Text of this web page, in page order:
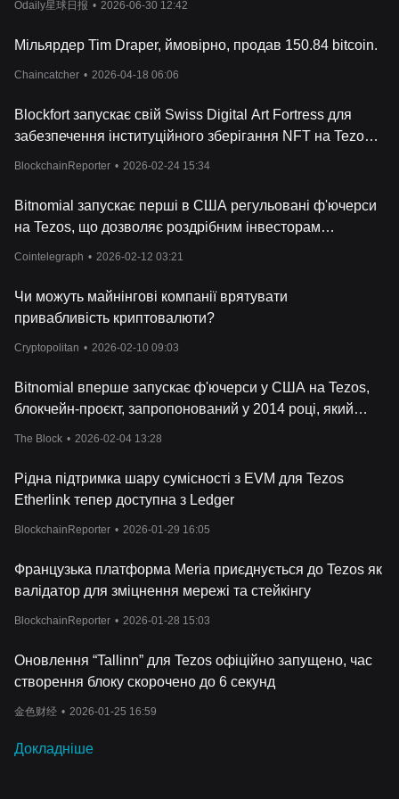
користувачам заробляти додаткові токени XTZ в якості
управління.
Tezos значно вплинув нафінансову індустрію, адже надав
фінансових програм (DeFi). Його формальна верифікація на
мові смартконтрактів Michelson зробила його особливо
першокласноїбезпеки. Численні фінансові установи та
для DeFi-проєктів, токенізованих активів і пропозицій токенів
безпеки (STO). Можливість створювати токенізовані активи і
токенізації активів, дробового володіння і підвищення
Крім того, протокол платформи Tezos, що
самодопрацьовується, і ончейн-управління роблять її стійким
вимагають адаптивності і довговічності. У міру того, як
блокчейн-технології, Tezos стає універсальною і безпечною
платформою для створення нового покоління фінансових
потреб і регуляторних ландшафтів.
У постійно мінливому ландшафті криптовалют ціна Tezos
зайняла помітну нішу, ставши центром обговорення як серед
інвесторів-початківців, так і серед досвідчених і
Історія ціни Tezos (XTZ) окреслює шлях, позначений
позитивно вплинули на ціну токена Tezos.
Як блокчейн-мережа, визнана своєю здатністю до
самооновлення, вона привернула до себе величезну уваг
тим самим підвищивши ціну XTZ сьогодні. Ця позитивна
які вправно запобігають хардфоркам — фактору, який часто
розглядається як руйнівний на криптовалютній арені.
Інвесторам, які хочуть бути в курсіпрогнозів щодо ціни Tezos,
рекомендується уважно стежити за оновленнями протоколів
факторами, що визначають прогноз ціни XTZ.
Оновлення ціни Tezos в реальному часі можна відстежувати
Odaily星球日报 • 2026-06-30 12:42
Мільярдер Tim Draper, ймовірно, продав 150.84 bitcoin.
Chaincatcher • 2026-04-18 06:06
Blockfort запускає свій Swiss Digital Art Fortress для
забезпечення інституційного зберігання NFT на Tezos
BlockchainReporter • 2026-02-24 15:34
Bitnomial запускає перші в США регульовані ф'ючерси
на Tezos, що дозволяє роздрібним інвесторам
Cointelegraph • 2026-02-12 03:21
Чи можуть майнінгові компанії врятувати
привабливість криптовалюти?
Cryptopolitan • 2026-02-10 09:03
Bitnomial вперше запускає ф'ючерси у США на Tezos,
блокчейн-проєкт, запропонований у 2014 році, який
The Block • 2026-02-04 13:28
Рідна підтримка шару сумісності з EVM для Tezos
Etherlink тепер доступна з Ledger
BlockchainReporter • 2026-01-29 16:05
Французька платформа Meria приєднується до Tezos як
валідатор для зміцнення мережі та стейкінгу
BlockchainReporter • 2026-01-28 15:03
Оновлення “Tallinn” для Tezos офіційно запущено, час
створення блоку скорочено до 6 секунд
金色财经 • 2026-01-25 16:59
Докладніше